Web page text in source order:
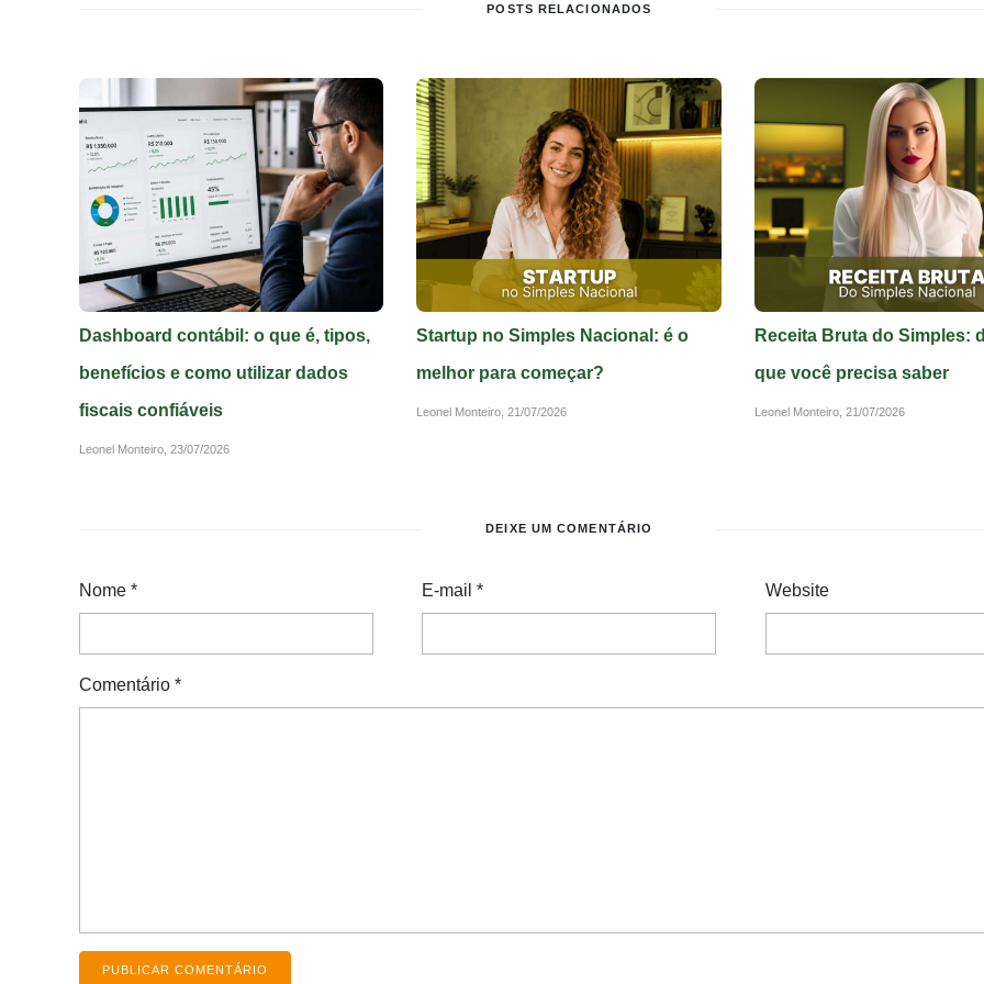
POSTS RELACIONADOS
Dashboard contábil: o que é, tipos,
benefícios e como utilizar dados
fiscais confiáveis
Leonel Monteiro, 23/07/2026
Startup no Simples Nacional: é o
melhor para começar?
Leonel Monteiro,21/07/2026
Receita Bruta do Simples:
que você precisa saber
Leonel Monteiro, 21/07/2026
DEIXE UM COMENTÁRIO
Nome * E-mail* Website
Comentário *